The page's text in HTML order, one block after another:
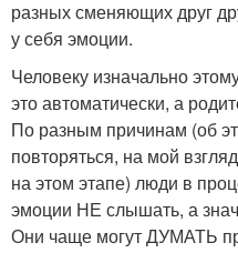
разных сменяющих друг
у себя эмоции.
Человеку изначально
это автоматически, а
По разным причинам (об
повторяться, на мой
на этом этапе) люди в
эмоции НЕ слышать, а
Они чаще могут ДУМАТЬ